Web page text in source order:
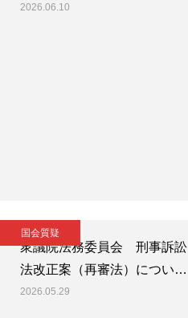
2026.06.10
国会質疑
衆議院法務委員会 刑事訴訟
法改正案（再審法）につい…
2026.05.29